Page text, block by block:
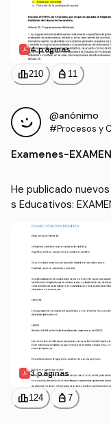
4 páginas
leaderboard210 personal_bag 11
@anónimo
#Procesos y
Examenes-
He publicado
s Educativos:
3 páginas
leaderboard124 personal_bag 7